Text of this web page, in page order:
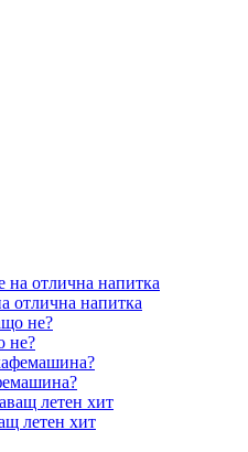
отлична напитка
не?
летен хит